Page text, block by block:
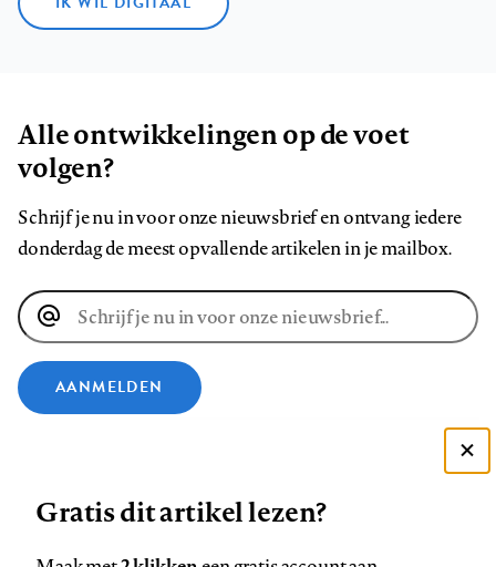
Alle ontwikkelingen op de voet
volgen?
Schrijf je nu in voor onze nieuwsbrief en ontvang iedere
donderdag de meest opvallende artikelen in je mailbox.
E-
mailadres
AANMELDEN
Gratis dit artikel lezen?
Zie onze cookie policy